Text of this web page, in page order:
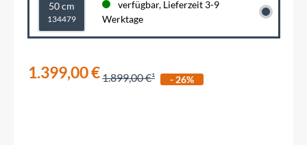
50 cm
134479
verfügbar, Lieferzeit 3-9
Werktage
1.399,00 €1.899,00 € - 26%